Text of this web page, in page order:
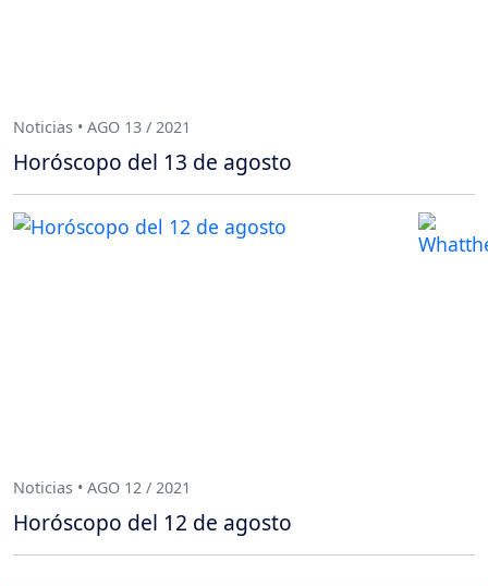
Noticias • AGO 13 / 2021
Horóscopo del 13 de agosto
Noticias • AGO 12 / 2021
Horóscopo del 12 de agosto